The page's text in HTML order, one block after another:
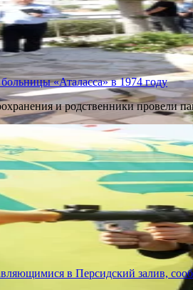
«Аталасса» в 1974 году
и родственники
в Персидский залив,